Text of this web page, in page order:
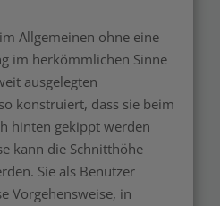
Allgemeinen ohne eine
im herkömmlichen Sinne
ausgelegten
konstruiert, dass sie beim
hinten gekippt werden
kann die Schnitthöhe
Sie als Benutzer
Vorgehensweise, in